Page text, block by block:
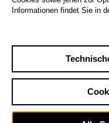
Sa29.8.
Informationen findet Sie in